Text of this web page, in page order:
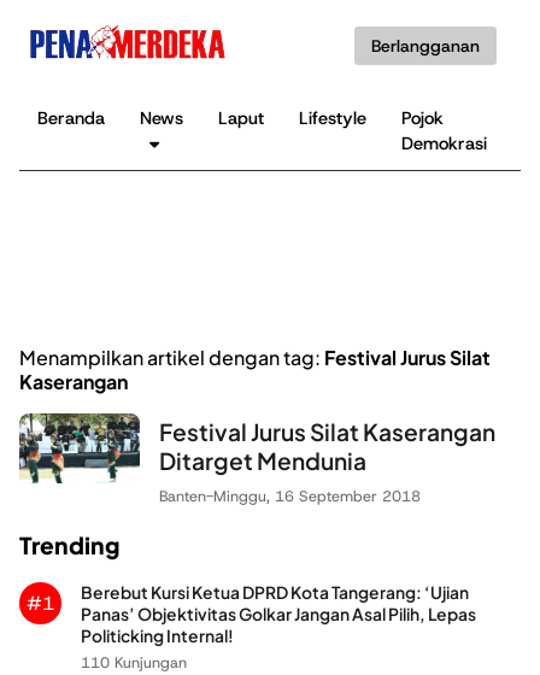
Berlangganan
Beranda News Laput Lifestyle
Pojok
Demokrasi
Menampilkan artikel dengan tag: Festival Jurus Silat
Kaserangan
Festival Jurus Silat Kaserangan
Ditarget Mendunia
Banten-Minggu, 16 September 2018
Trending
#1
Berebut Kursi Ketua DPRD Kota Tangerang: ‘Ujian
Panas’ Objektivitas Golkar Jangan Asal Pilih, Lepas
Politicking Internal!
110 Kunjungan